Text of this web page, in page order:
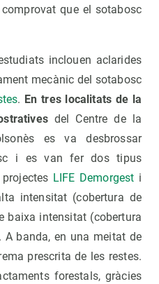
que el sotabosc
inclouen aclarides
mecànic del sotabosc
. En tres localitats de la
del Centre de la
es va desbrossar
i es van fer dos tipus
LIFE Demorgest i
intensitat (cobertura de
baixa intensitat (cobertura
banda, en una meitat de
prescrita de les restes.
forestals, gràcies